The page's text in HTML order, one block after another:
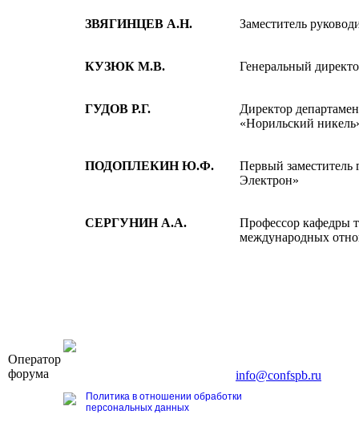
ЗВЯГИНЦЕВ А.Н. Заместитель
КУЗЮК М.В. Генеральный
ГУДОВ Р.Г.
Директор
«Норильский
ПОДОПЛЕКИН Ю.Ф.
Первый заместитель
Электрон»
СЕРГУНИН А.А.
Профессор кафедры
международных
Оператор
форума
info@confspb.ru
Политика в отношении обработки
персональных данных